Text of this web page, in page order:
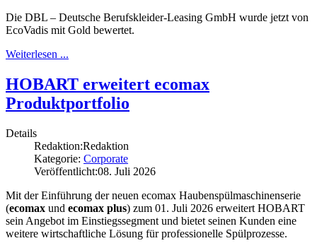
Die DBL – Deutsche Berufskleider-Leasing GmbH wurde jetzt von
EcoVadis mit Gold bewertet.
Weiterlesen ...
HOBART erweitert ecomax
Produktportfolio
Details
Redaktion:Redaktion
Kategorie: Corporate
Veröffentlicht:08. Juli 2026
Mit der Einführung der neuen ecomax Haubenspülmaschinenserie
(ecomax und ecomax plus) zum 01. Juli 2026 erweitert HOBART
sein Angebot im Einstiegssegment und bietet seinen Kunden eine
weitere wirtschaftliche Lösung für professionelle Spülprozesse.